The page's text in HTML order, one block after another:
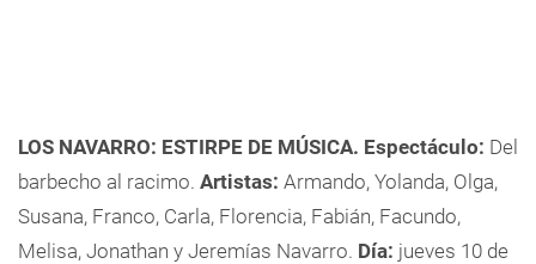
LOS NAVARRO: ESTIRPE DE MÚSICA. Espectáculo: Del
barbecho al racimo. Artistas: Armando, Yolanda, Olga,
Susana, Franco, Carla, Florencia, Fabián, Facundo,
Melisa, Jonathan y Jeremías Navarro. Día: jueves 10 de